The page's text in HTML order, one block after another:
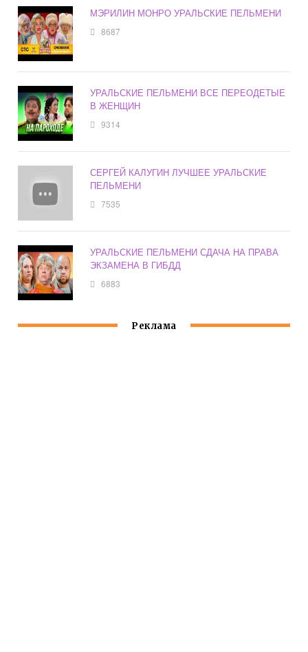
МЭРИЛИН МОНРО УРАЛЬСКИЕ ПЕЛЬМЕНИ
8687
УРАЛЬСКИЕ ПЕЛЬМЕНИ ВСЕ ПЕРЕОДЕТЫЕ
В ЖЕНЩИН
9314
СЕРГЕЙ КАЛУГИН ЛУЧШЕЕ УРАЛЬСКИЕ
ПЕЛЬМЕНИ
7535
УРАЛЬСКИЕ ПЕЛЬМЕНИ СДАЧА НА ПРАВА
ЭКЗАМЕНА В ГИБДД
6883
Реклама